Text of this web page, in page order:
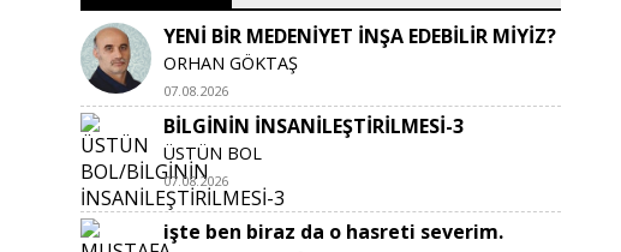
YENİ BİR MEDENİYET İNŞA EDEBİLİR MİYİZ?
ORHAN GÖKTAŞ
07.08.2026
BİLGİNİN İNSANİLEŞTİRİLMESİ-3
ÜSTÜN BOL
07.08.2026
işte ben biraz da o hasreti severim.